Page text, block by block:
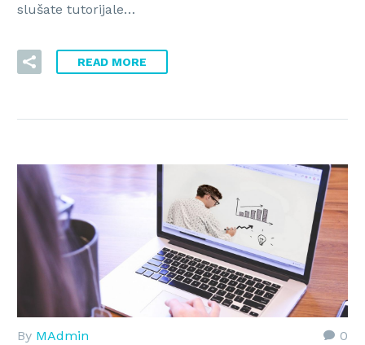
slušate tutorijale…
READ MORE
0
By MAdmin